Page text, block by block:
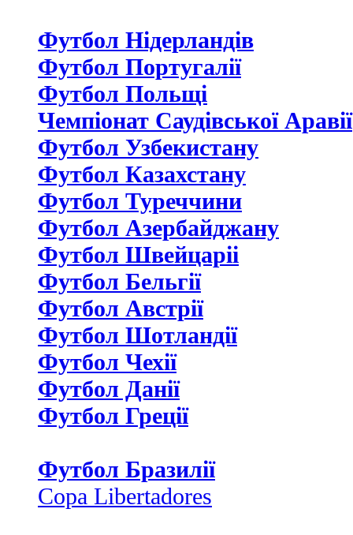
Футбол Нідерландiв
Футбол Португалії
Футбол Польщі
Чемпіонат Саудівської Аравії
Футбол Узбекистану
Футбол Казахстану
Футбол Туреччини
Футбол Азербайджану
Футбол Швейцаріі
Футбол Бельгії
Футбол Австрії
Футбол Шотландії
Футбол Чехії
Футбол Данії
Футбол Греції
Футбол Бразилії
Copa Libertadores